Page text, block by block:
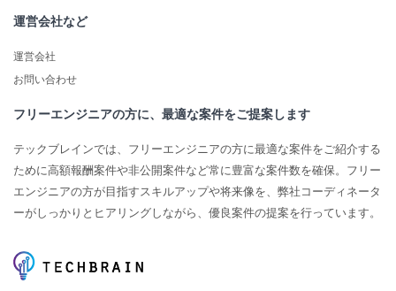
運営会社など
運営会社
お問い合わせ
フリーエンジニアの方に、最適な案件をご提案します
テックブレインでは、フリーエンジニアの方に最適な案件をご紹介する
ために高額報酬案件や非公開案件など常に豊富な案件数を確保。フリー
エンジニアの方が目指すスキルアップや将来像を、弊社コーディネータ
ーがしっかりとヒアリングしながら、優良案件の提案を行っています。